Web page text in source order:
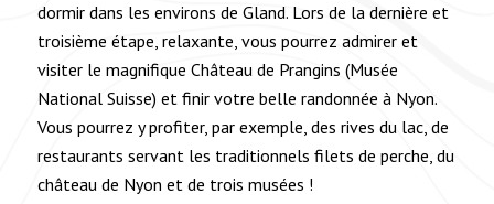
dormir dans les environs de Gland. Lors de la dernière et
troisième étape, relaxante, vous pourrez admirer et
visiter le magnifique Château de Prangins (Musée
National Suisse) et finir votre belle randonnée à Nyon.
Vous pourrez y profiter, par exemple, des rives du lac, de
restaurants servant les traditionnels filets de perche, du
château de Nyon et de trois musées !